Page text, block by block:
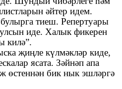
әйтер идем.
тиеш. Репертуары
иде. Халык фикерен
килә”.
җиңле күлмәкләр киде,
ясата. Зәйнәп апа
бик нык эшләргә